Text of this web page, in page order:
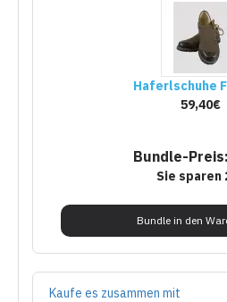
Haferlschuhe
59,40€
Bundle-
Sie sparen
Bundle in den
Kaufe es zusammen mit